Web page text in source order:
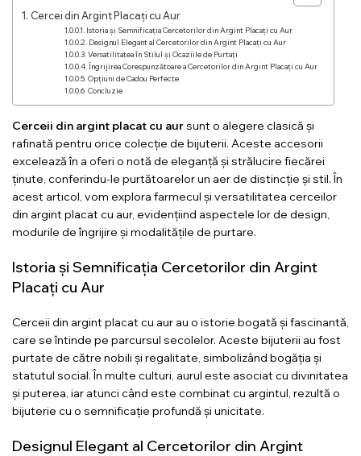
Cercei din Argint Placați cu Aur
Istoria și Semnificația Cercetorilor din Argint Placați cu Aur
Designul Elegant al Cercetorilor din Argint Placați cu Aur
Versatilitatea în Stilul și Ocaziile de Purtați
Îngrijirea Corespunzătoare a Cercetorilor din Argint Placați cu Aur
Opțiuni de Cadou Perfecte
Concluzie
Cerceii din argint placat cu aursunt o alegere clasică și
rafinată pentru orice colecție de bijuterii. Aceste accesorii
excelează în a oferi o notă de eleganță și strălucire fiecărei
ținute, conferindu-le purtătoarelor un aer de distincție și stil. În
acest articol, vom explora farmecul și versatilitatea cerceilor
din argint placat cu aur, evidențiind aspectele lor de design,
modurile de îngrijire și modalitățile de purtare.
Istoria și Semnificația Cercetorilor din Argint
Placați cu Aur
Cerceii din argint placat cu aur au o istorie bogată și fascinantă,
care se întinde pe parcursul secolelor. Aceste bijuterii au fost
purtate de către nobili și regalitate, simbolizând bogăția și
statutul social. În multe culturi, aurul este asociat cu divinitatea
și puterea, iar atunci când este combinat cu argintul, rezultă o
bijuterie cu o semnificație profundă și unicitate.
Designul Elegant al Cercetorilor din Argint